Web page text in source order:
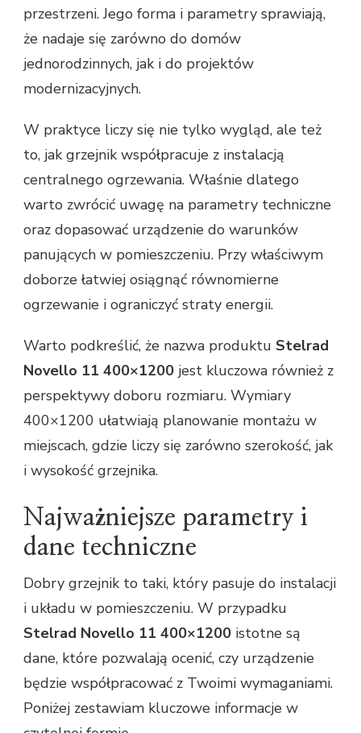
przestrzeni. Jego forma i parametry sprawiają,
że nadaje się zarówno do domów
jednorodzinnych, jak i do projektów
modernizacyjnych.
W praktyce liczy się nie tylko wygląd, ale też
to, jak grzejnik współpracuje z instalacją
centralnego ogrzewania. Właśnie dlatego
warto zwrócić uwagę na parametry techniczne
oraz dopasować urządzenie do warunków
panujących w pomieszczeniu. Przy właściwym
doborze łatwiej osiągnąć równomierne
ogrzewanie i ograniczyć straty energii.
Warto podkreślić, że nazwa produktu Stelrad
Novello 11 400×1200 jest kluczowa również z
perspektywy doboru rozmiaru. Wymiary
400×1200 ułatwiają planowanie montażu w
miejscach, gdzie liczy się zarówno szerokość, jak
i wysokość grzejnika.
Najważniejsze parametry i
dane techniczne
Dobry grzejnik to taki, który pasuje do instalacji
i układu w pomieszczeniu. W przypadku
Stelrad Novello 11 400×1200 istotne są
dane, które pozwalają ocenić, czy urządzenie
będzie współpracować z Twoimi wymaganiami.
Poniżej zestawiam kluczowe informacje w